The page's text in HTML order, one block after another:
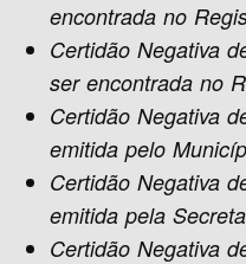
encontrada no
Certidão Negativa
ser encontrada no
Certidão Negativa
emitida pelo
Certidão Negativa
emitida pela
Certidão Negativa